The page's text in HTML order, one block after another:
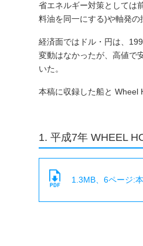
省エネルギー対策としては
料油を同一にする)や軸発
経済面ではドル・円は、
変動はなかったが、高値で
いた。
本稿に収録した船と Wheel
1. 平成7年 WHEEL
1.3MB、6ページ: